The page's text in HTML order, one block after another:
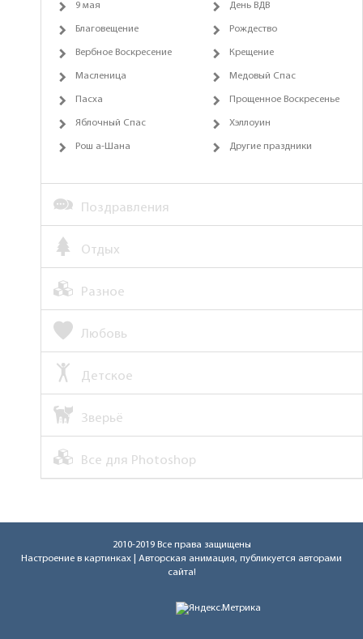
9 мая День ВДВ
Благовещение Рождество
Вербное Воскресение Крещение
Масленица Медовый Спас
Пасха Прощенное Воскресенье
Яблочный Спас Хэллоуин
Рош а-Шана Другие праздники
Поздравления
Отдых
Разное
Любовь
Детское
Зверьё
Все для Photoshop
2010-2019 Все права защищены
Настроение в картинках | Авторская анимация, публикуется авторами
сайта!